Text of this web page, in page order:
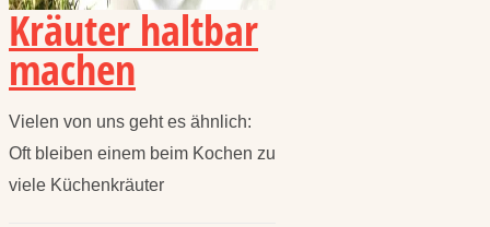
Kräuter haltbar
machen
Vielen von uns geht es ähnlich:
Oft bleiben einem beim Kochen zu
viele Küchenkräuter